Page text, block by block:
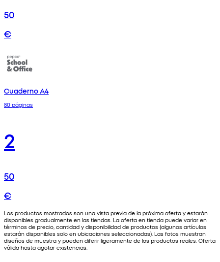
50
€
Cuaderno A4
80 páginas
2
50
€
Los productos mostrados son una vista previa de la próxima oferta y estarán
disponibles gradualmente en las tiendas. La oferta en tienda puede variar en
términos de precio, cantidad y disponibilidad de productos (algunos artículos
estarán disponibles solo en ubicaciones seleccionadas). Las fotos muestran
diseños de muestra y pueden diferir ligeramente de los productos reales. Oferta
válida hasta agotar existencias.